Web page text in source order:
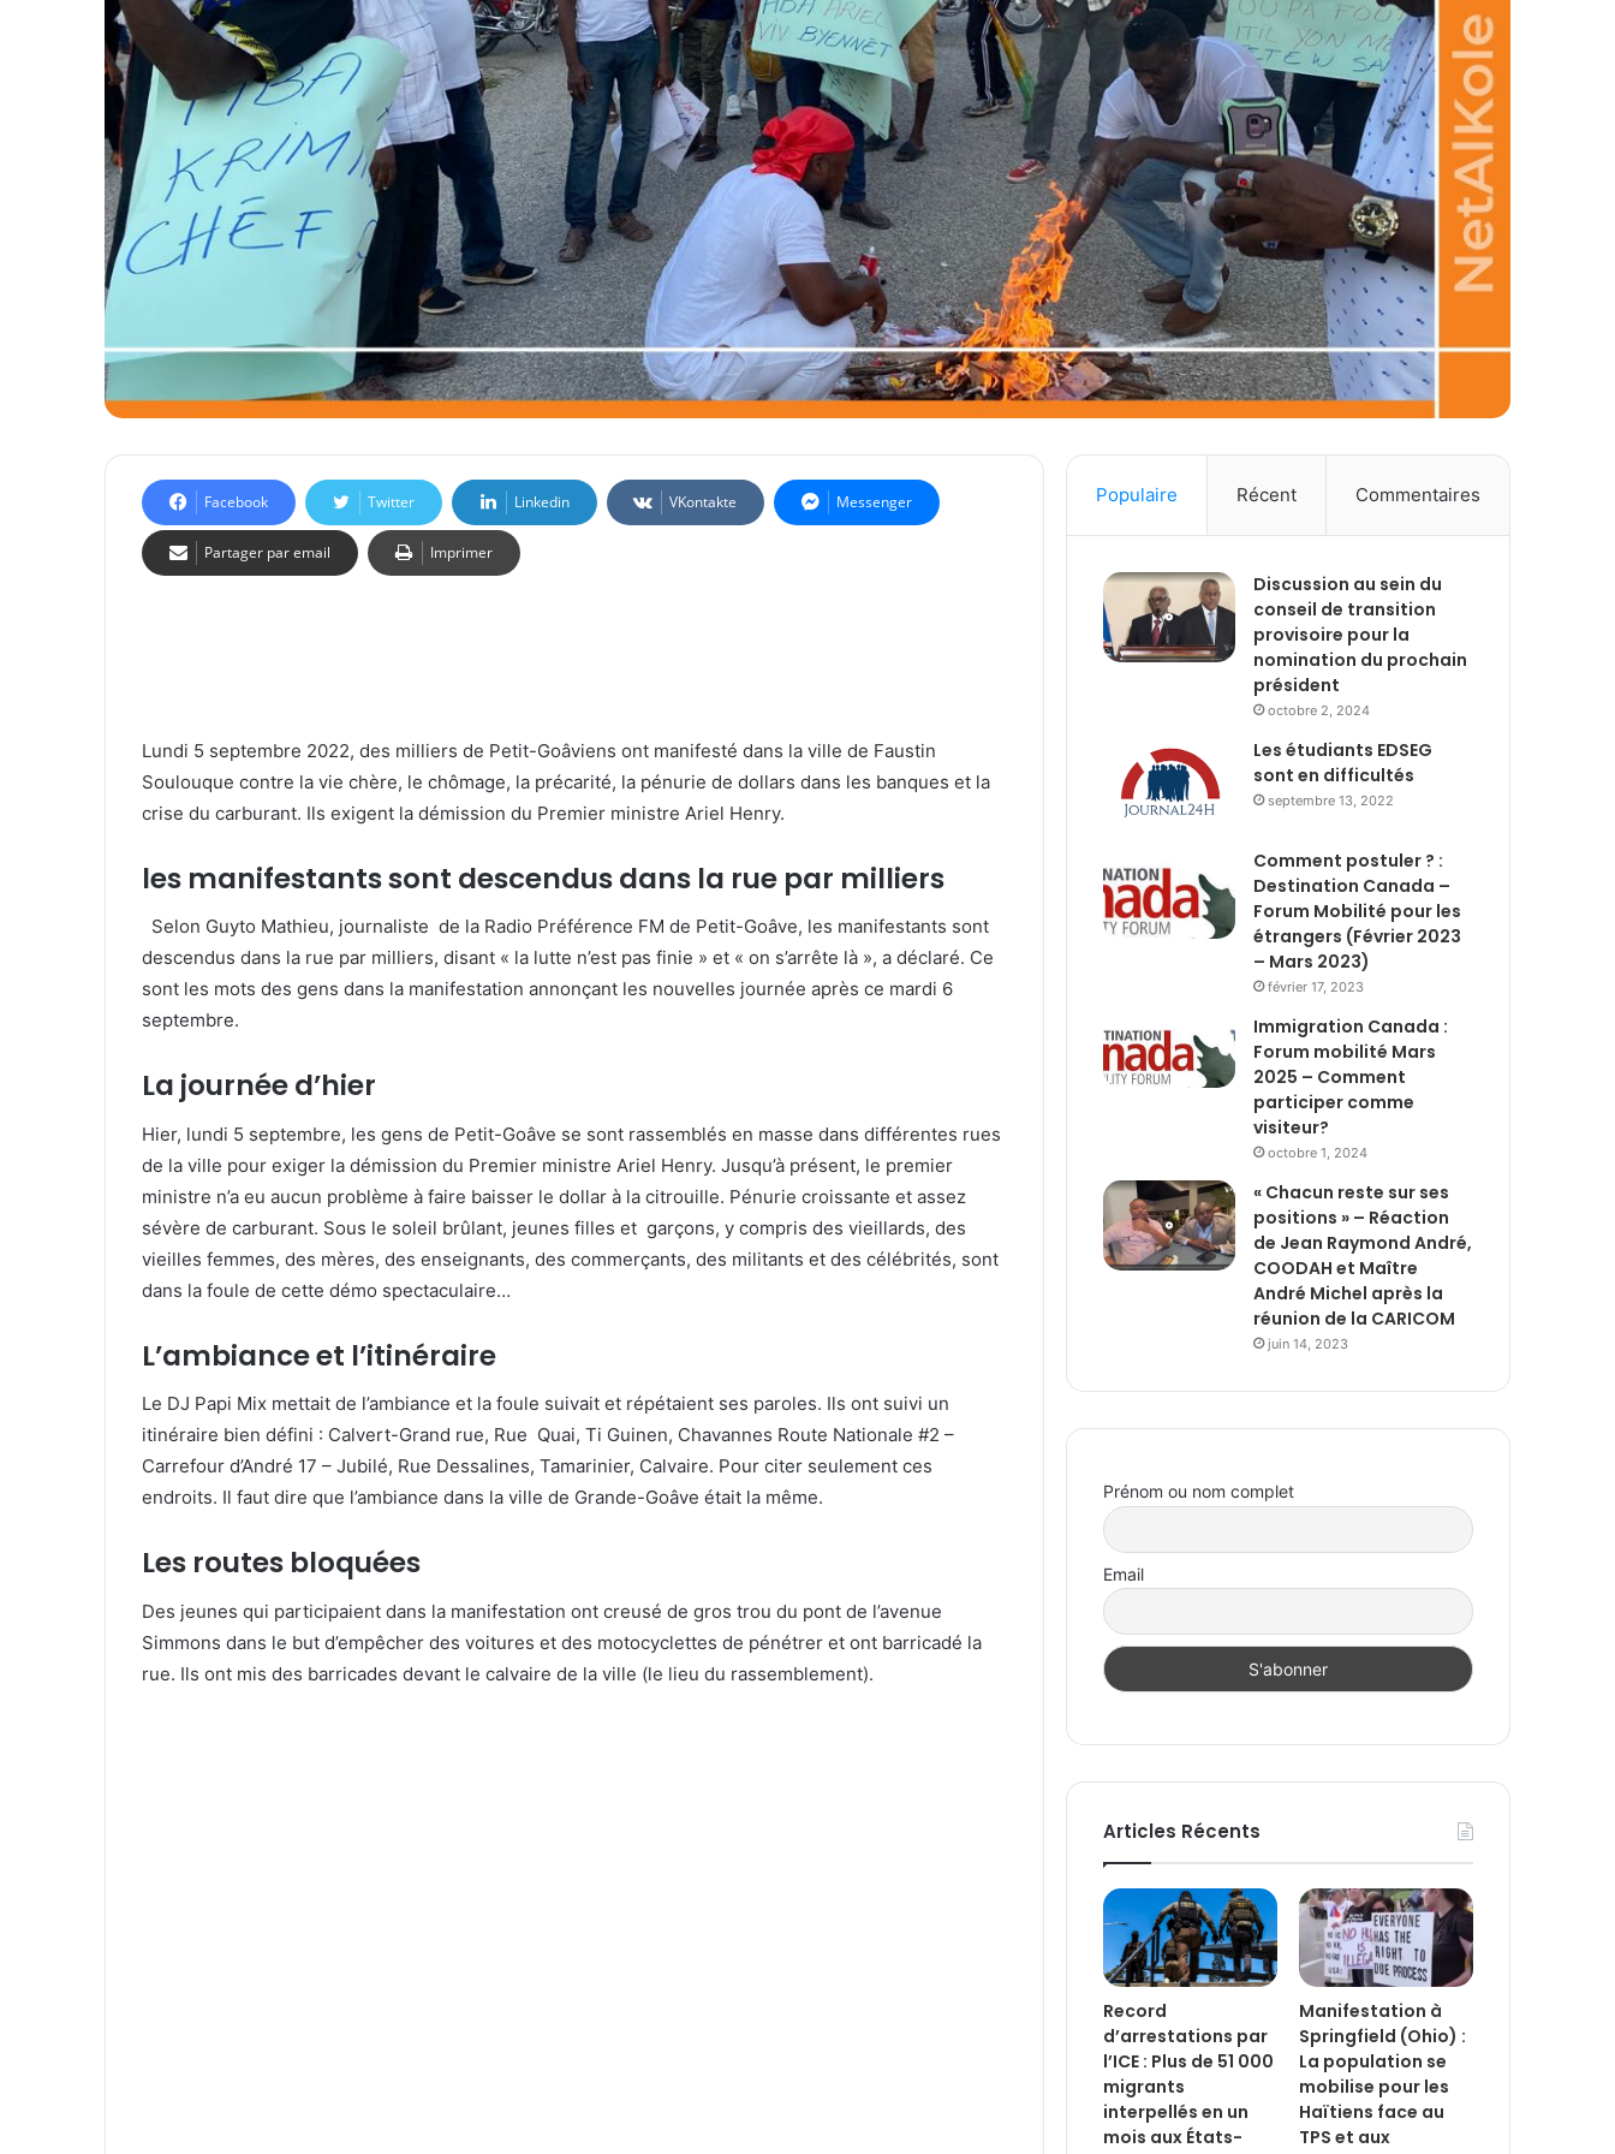
Facebook Twitter Linkedin VKontakte Messenger
Partager par email Imprimer
Lundi 5 septembre 2022, des milliers de Petit-Goâviens ont manifesté dans la ville de Faustin
Soulouque contre la vie chère, le chômage, la précarité, la pénurie de dollars dans les banques et la
crise du carburant. Ils exigent la démission du Premier ministre Ariel Henry.
les manifestants sont descendus dans la rue par milliers
Selon Guyto Mathieu, journaliste de la Radio Préférence FM de Petit-Goâve, les manifestants sont
descendus dans la rue par milliers, disant « la lutte n’est pas finie » et « on s’arrête là », a déclaré. Ce
sont les mots des gens dans la manifestation annonçant les nouvelles journée après ce mardi 6
septembre.
La journée d’hier
Hier, lundi 5 septembre, les gens de Petit-Goâve se sont rassemblés en masse dans différentes rues
de la ville pour exiger la démission du Premier ministre Ariel Henry. Jusqu’à présent, le premier
ministre n’a eu aucun problème à faire baisser le dollar à la citrouille. Pénurie croissante et assez
sévère de carburant. Sous le soleil brûlant, jeunes filles et garçons, y compris des vieillards, des
vieilles femmes, des mères, des enseignants, des commerçants, des militants et des célébrités, sont
dans la foule de cette démo spectaculaire…
L’ambiance et l’itinéraire
Le DJ Papi Mix mettait de l’ambiance et la foule suivait et répétaient ses paroles. Ils ont suivi un
itinéraire bien défini : Calvert-Grand rue, Rue Quai, Ti Guinen, Chavannes Route Nationale #2 –
Carrefour d’André 17 – Jubilé, Rue Dessalines, Tamarinier, Calvaire. Pour citer seulement ces
endroits. Il faut dire que l’ambiance dans la ville de Grande-Goâve était la même.
Les routes bloquées
Des jeunes qui participaient dans la manifestation ont creusé de gros trou du pont de l’avenue
Simmons dans le but d’empêcher des voitures et des motocyclettes de pénétrer et ont barricadé la
rue. Ils ont mis des barricades devant le calvaire de la ville (le lieu du rassemblement).
Populaire Récent Commentaires
Discussion au sein du
conseil de transition
provisoire pour la
nomination du prochain
président
octobre 2, 2024
Les étudiants EDSEG
sont en difficultés
septembre 13, 2022
Comment postuler ? :
Destination Canada –
Forum Mobilité pour les
étrangers (Février 2023
– Mars 2023)
février 17, 2023
Immigration Canada :
Forum mobilité Mars
2025 – Comment
participer comme
visiteur?
octobre 1, 2024
« Chacun reste sur ses
positions » – Réaction
de Jean Raymond André,
COODAH et Maître
André Michel après la
réunion de la CARICOM
juin 14, 2023
Prénom ou nom complet
Email
Articles Récents
Record
d’arrestations par
l’ICE : Plus de 51 000
migrants
interpellés en un
mois aux États-
Manifestation à
Springfield (Ohio) :
La population se
mobilise pour les
Haïtiens face au
TPS et aux